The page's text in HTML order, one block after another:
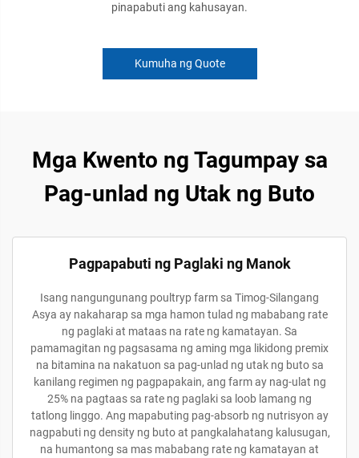
pinapabuti ang kahusayan.
Kumuha ng Quote
Mga Kwento ng Tagumpay sa
Pag-unlad ng Utak ng Buto
Pagpapabuti ng Paglaki ng Manok
Isang nangungunang poultryp farm sa Timog-Silangang
Asya ay nakaharap sa mga hamon tulad ng mababang rate
ng paglaki at mataas na rate ng kamatayan. Sa
pamamagitan ng pagsasama ng aming mga likidong premix
na bitamina na nakatuon sa pag-unlad ng utak ng buto sa
kanilang regimen ng pagpapakain, ang farm ay nag-ulat ng
25% na pagtaas sa rate ng paglaki sa loob lamang ng
tatlong linggo. Ang mapabuting pag-absorb ng nutrisyon ay
nagpabuti ng density ng buto at pangkalahatang kalusugan,
na humantong sa mas mababang rate ng kamatayan at